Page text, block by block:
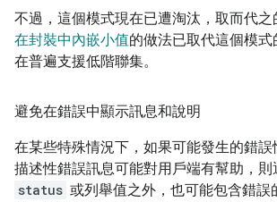
不過，這個模式現在已遭淘汰，取而代之
在封裝中內嵌小值的做法已取代這個模
在普遍支援低階聯集。
避免在錯誤中顯示訊息和說明
在某些特殊情況下，如果可能發生的錯誤
描述性錯誤訊息可能對用戶端有幫助，則
status 或列舉值之外，也可能包含錯誤